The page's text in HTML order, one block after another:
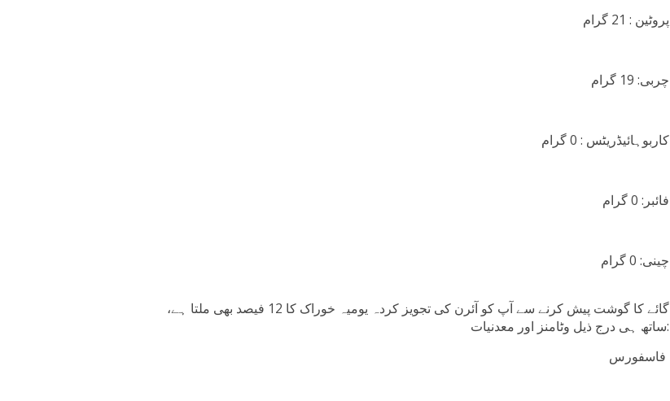
پروٹین : 21 گرام
چربی: 19 گرام
کاربوہائیڈریٹس : 0 گرام
فائبر: 0 گرام
چینی: 0 گرام
گائے کا گوشت پیش کرنے سے آپ کو آئرن کی تجویز کردہ یومیہ خوراک کا 12 فیصد بھی ملتا ہے،
ساتھ ہی درج ذیل وٹامنز اور معدنیات:
فاسفورس